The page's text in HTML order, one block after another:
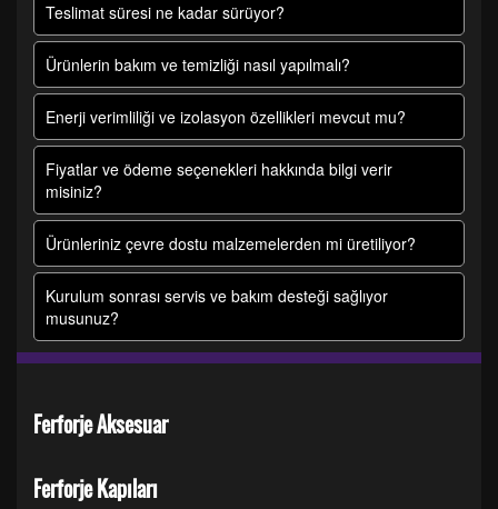
Teslimat süresi ne kadar sürüyor?
Ürünlerin bakım ve temizliği nasıl yapılmalı?
Enerji verimliliği ve izolasyon özellikleri mevcut mu?
Fiyatlar ve ödeme seçenekleri hakkında bilgi verir
misiniz?
Ürünleriniz çevre dostu malzemelerden mi üretiliyor?
Kurulum sonrası servis ve bakım desteği sağlıyor
musunuz?
Ferforje Aksesuar
Ferforje Kapıları